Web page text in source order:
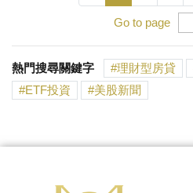
Go to page
熱門搜尋關鍵字 理財型房貸
ETF投資
美股新聞